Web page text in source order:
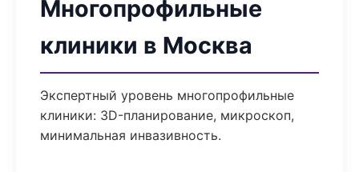
Многопрофильные
клиники в Москва
Экспертный уровень многопрофильные
клиники: 3D-планирование, микроскоп,
минимальная инвазивность.